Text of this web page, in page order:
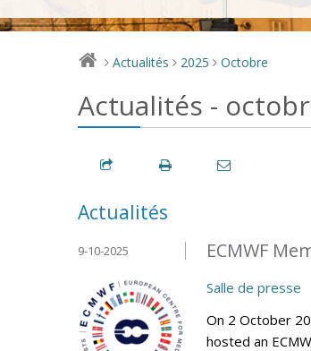
> Actualités > 2025 > Octobre
Actualités -
Actualités
ECMWF
9-10-2025
Salle de presse
On 2 October
hosted an